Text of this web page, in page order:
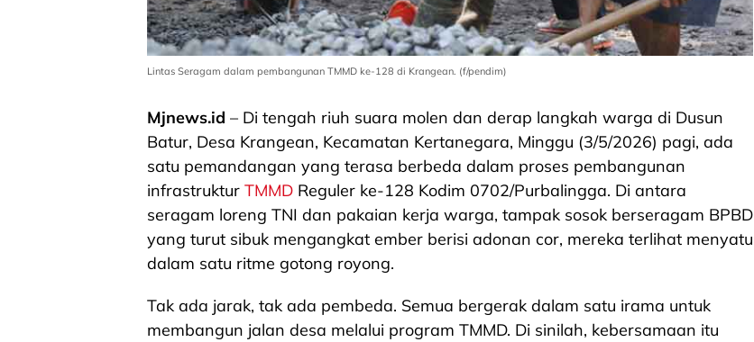
Lintas Seragam dalam pembangunan TMMD ke-128 di Krangean. (f/pendim)
Mjnews.id – Di tengah riuh suara molen dan derap langkah warga di Dusun
Batur, Desa Krangean, Kecamatan Kertanegara, Minggu (3/5/2026) pagi, ada
satu pemandangan yang terasa berbeda dalam proses pembangunan
infrastruktur TMMD Reguler ke-128 Kodim 0702/Purbalingga. Di antara
seragam loreng TNI dan pakaian kerja warga, tampak sosok berseragam BPBD
yang turut sibuk mengangkat ember berisi adonan cor, mereka terlihat menyatu
dalam satu ritme gotong royong.
Tak ada jarak, tak ada pembeda. Semua bergerak dalam satu irama untuk
membangun jalan desa melalui program TMMD. Di sinilah, kebersamaan itu